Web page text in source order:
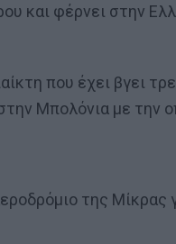
και φέρνει στην
που έχει βγει
Μπολόνια με την
της Μίκρας